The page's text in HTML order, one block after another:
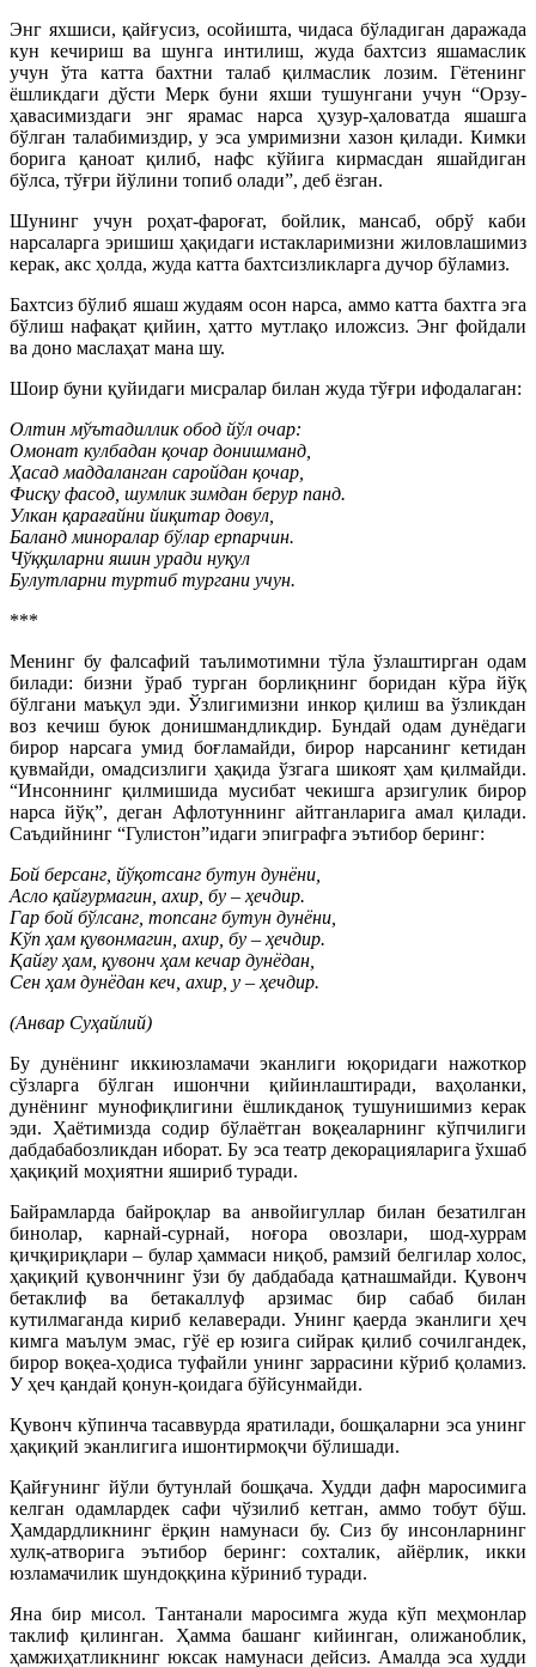
Энг яхшиси, қайғусиз, осойишта, чидаса бўладиган даражада
кун кечириш ва шунга интилиш, жуда бахтсиз яшамаслик
учун ўта катта бахтни талаб қилмаслик лозим. Гётенинг
ёшликдаги дўсти Мерк буни яхши тушунгани учун “Орзу-
ҳавасимиздаги энг ярамас нарса ҳузур-ҳаловатда яшашга
бўлган талабимиздир, у эса умримизни хазон қилади. Кимки
борига қаноат қилиб, нафс кўйига кирмасдан яшайдиган
бўлса, тўғри йўлини топиб олади”, деб ёзган.
Шунинг учун роҳат-фароғат, бойлик, мансаб, обрў каби
нарсаларга эришиш ҳақидаги истакларимизни жиловлашимиз
керак, акс ҳолда, жуда катта бахтсизликларга дучор бўламиз.
Бахтсиз бўлиб яшаш жудаям осон нарса, аммо катта бахтга эга
бўлиш нафақат қийин, ҳатто мутлақо иложсиз. Энг фойдали
ва доно маслаҳат мана шу.
Шоир буни қуйидаги мисралар билан жуда тўғри ифодалаган:
Олтин мўътадиллик обод йўл очар:
Омонат кулбадан қочар донишманд,
Ҳасад маддаланган саройдан қочар,
Фисқу фасод, шумлик зимдан берур панд.
Улкан қарағайни йиқитар довул,
Баланд миноралар бўлар ерпарчин.
Чўққиларни яшин уради нуқул
Булутларни туртиб тургани учун.
***
Менинг бу фалсафий таълимотимни тўла ўзлаштирган одам
билади: бизни ўраб турган борлиқнинг боридан кўра йўқ
бўлгани маъқул эди. Ўзлигимизни инкор қилиш ва ўзликдан
воз кечиш буюк донишмандликдир. Бундай одам дунёдаги
бирор нарсага умид боғламайди, бирор нарсанинг кетидан
қувмайди, омадсизлиги ҳақида ўзгага шикоят ҳам қилмайди.
“Инсоннинг қилмишида мусибат чекишга арзигулик бирор
нарса йўқ”, деган Афлотуннинг айтганларига амал қилади.
Саъдийнинг “Гулистон”идаги эпиграфга эътибор беринг:
Бой берсанг, йўқотсанг бутун дунёни,
Асло қайғурмагин, ахир, бу – ҳечдир.
Гар бой бўлсанг, топсанг бутун дунёни,
Кўп ҳам қувонмагин, ахир, бу – ҳечдир.
Қайғу ҳам, қувонч ҳам кечар дунёдан,
Сен ҳам дунёдан кеч, ахир, у – ҳечдир.
(Анвар Суҳайлий)
Бу дунёнинг иккиюзламачи эканлиги юқоридаги нажоткор
сўзларга бўлган ишончни қийинлаштиради, ваҳоланки,
дунёнинг мунофиқлигини ёшликданоқ тушунишимиз керак
эди. Ҳаётимизда содир бўлаётган воқеаларнинг кўпчилиги
дабдабабозликдан иборат. Бу эса театр декорацияларига ўхшаб
ҳақиқий моҳиятни яшириб туради.
Байрамларда байроқлар ва анвойигуллар билан безатилган
бинолар, карнай-сурнай, ноғора овозлари, шод-хуррам
қичқириқлари – булар ҳаммаси ниқоб, рамзий белгилар холос,
ҳақиқий қувончнинг ўзи бу дабдабада қатнашмайди. Қувонч
бетаклиф ва бетакаллуф арзимас бир сабаб билан
кутилмаганда кириб келаверади. Унинг қаерда эканлиги ҳеч
кимга маълум эмас, гўё ер юзига сийрак қилиб сочилгандек,
бирор воқеа-ҳодиса туфайли унинг заррасини кўриб қоламиз.
У ҳеч қандай қонун-қоидага бўйсунмайди.
Қувонч кўпинча тасаввурда яратилади, бошқаларни эса унинг
ҳақиқий эканлигига ишонтирмоқчи бўлишади.
Қайғунинг йўли бутунлай бошқача. Худди дафн маросимига
келган одамлардек сафи чўзилиб кетган, аммо тобут бўш.
Ҳамдардликнинг ёрқин намунаси бу. Сиз бу инсонларнинг
хулқ-атворига эътибор беринг: сохталик, айёрлик, икки
юзламачилик шундоққина кўриниб туради.
Яна бир мисол. Тантанали маросимга жуда кўп меҳмонлар
таклиф қилинган. Ҳамма башанг кийинган, олижаноблик,
ҳамжиҳатликнинг юксак намунаси дейсиз. Амалда эса худди